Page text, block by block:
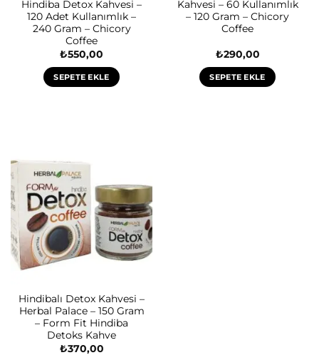
Hindiba Detox Kahvesi –
120 Adet Kullanımlık –
240 Gram – Chicory
Coffee
₺550,00
SEPETE EKLE
Kahvesi – 60 Kullanımlık
– 120 Gram – Chicory
Coffee
₺290,00
SEPETE EKLE
Hindibalı Detox Kahvesi –
Herbal Palace – 150 Gram
– Form Fit Hindiba
Detoks Kahve
₺370,00